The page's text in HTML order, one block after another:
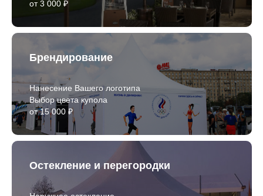
от 3 000 ₽
Брендирование
Нанесение Вашего логотипа
Выбор цвета купола
от 15 000 ₽
Остекление и перегородки